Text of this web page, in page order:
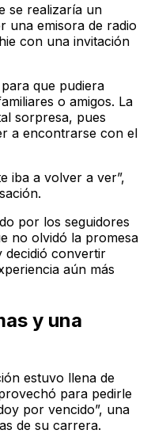
se realizaría un
una emisora de radio
con una invitación
que pudiera
o amigos. La
sorpresa, pues
a encontrarse con el
iba a volver a ver”,
por los seguidores
no olvidó la promesa
decidió convertir
aún más
y una
estuvo llena de
para pedirle
por vencido”, una
de su carrera.